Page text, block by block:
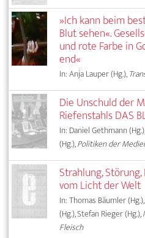
»Ich kann beim
Blut sehen«.
und rote Farbe in
end«
In: Anja Lauper (Hg.),
Die Unschuld der
Riefenstahls DAS
In: Daniel Gethmann
(Hg.),Politiken der
Strahlung,
vom Licht der Welt
In: Thomas Bäumler
(Hg.), Stefan Rieger (Hg.),
Fleisch